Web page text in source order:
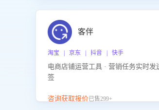
客伴
淘宝 | 京东 | 抖音 | 快手
电商店铺运营工具 · 营销任务实时发
签
咨询获取报价已售299+